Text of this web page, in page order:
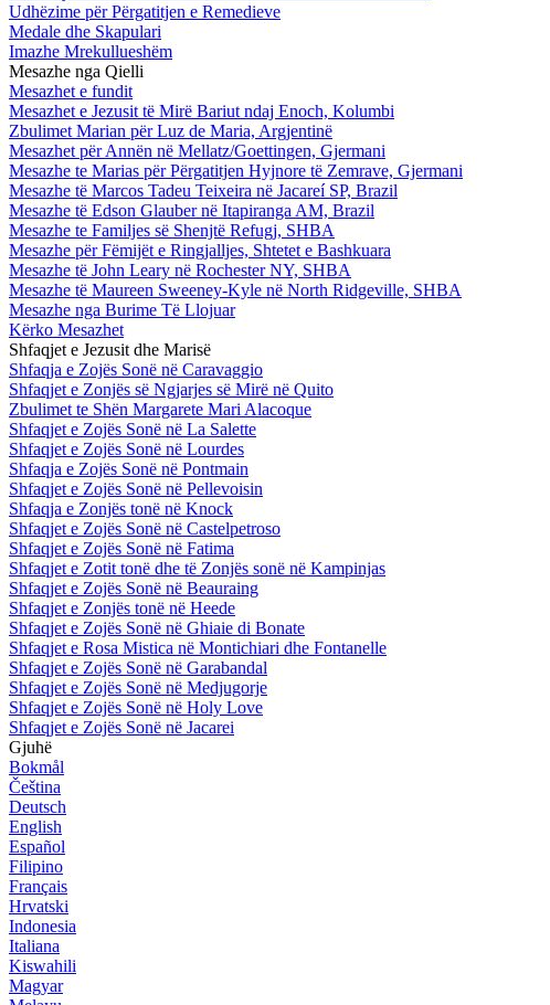
Udhëzime për Përgatitjen e Remedieve
Medale dhe Skapulari
Imazhe Mrekullueshëm
Mesazhe nga Qielli
Mesazhet e fundit
Mesazhet e Jezusit të Mirë Bariut ndaj Enoch, Kolumbi
Zbulimet Marian për Luz de Maria, Argjentinë
Mesazhet për Annën në Mellatz/Goettingen, Gjermani
Mesazhe te Marias për Përgatitjen Hyjnore të Zemrave, Gjermani
Mesazhe të Marcos Tadeu Teixeira në Jacareí SP, Brazil
Mesazhe të Edson Glauber në Itapiranga AM, Brazil
Mesazhe te Familjes së Shenjtë Refugj, SHBA
Mesazhe për Fëmijët e Ringjalljes, Shtetet e Bashkuara
Mesazhe të John Leary në Rochester NY, SHBA
Mesazhe të Maureen Sweeney-Kyle në North Ridgeville, SHBA
Mesazhe nga Burime Të Llojuar
Kërko Mesazhet
Shfaqjet e Jezusit dhe Marisë
Shfaqja e Zojës Sonë në Caravaggio
Shfaqjet e Zonjës së Ngjarjes së Mirë në Quito
Zbulimet te Shën Margarete Mari Alacoque
Shfaqjet e Zojës Sonë në La Salette
Shfaqjet e Zojës Sonë në Lourdes
Shfaqja e Zojës Sonë në Pontmain
Shfaqjet e Zojës Sonë në Pellevoisin
Shfaqja e Zonjës tonë në Knock
Shfaqjet e Zojës Sonë në Castelpetroso
Shfaqjet e Zojës Sonë në Fatima
Shfaqjet e Zotit tonë dhe të Zonjës sonë në Kampinjas
Shfaqjet e Zojës Sonë në Beauraing
Shfaqjet e Zonjës tonë në Heede
Shfaqjet e Zojës Sonë në Ghiaie di Bonate
Shfaqjet e Rosa Mistica në Montichiari dhe Fontanelle
Shfaqjet e Zojës Sonë në Garabandal
Shfaqjet e Zojës Sonë në Medjugorje
Shfaqjet e Zojës Sonë në Holy Love
Shfaqjet e Zojës Sonë në Jacarei
Gjuhë
Bokmål
Čeština
Deutsch
English
Español
Filipino
Français
Hrvatski
Indonesia
Italiana
Kiswahili
Magyar